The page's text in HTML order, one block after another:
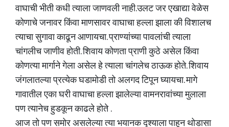
वाघाची भीती कधी त्याला जाणवली नाही.उलट जर एखाद्या वेळेस
कोणाचे जनावर किंवा माणसावर वाघाचा हल्ला झाला की विशालच
त्याचा सुगावा काढून आणायचा. प्राण्यांच्या पावलांची त्याला
चांगलीच जाणीव होती. शिवाय कोणता प्राणी कुठे असेल किंवा
कोणत्या मार्गाने गेला असेल हे त्याला चांगलेच ठाऊक होते. शिवाय
जंगलातल्या प्रत्येक घडामोडी तो अलगद टिपून घ्यायचा. मागे
गावातील एका घरी वाघाचा हल्ला झालेल्या वामनरावांच्या मुलाला
पण त्यानेच हुडकून काढले होते .
आज तो पण समोर असलेल्या त्या भयानक दृश्याला पाहून थोडासा